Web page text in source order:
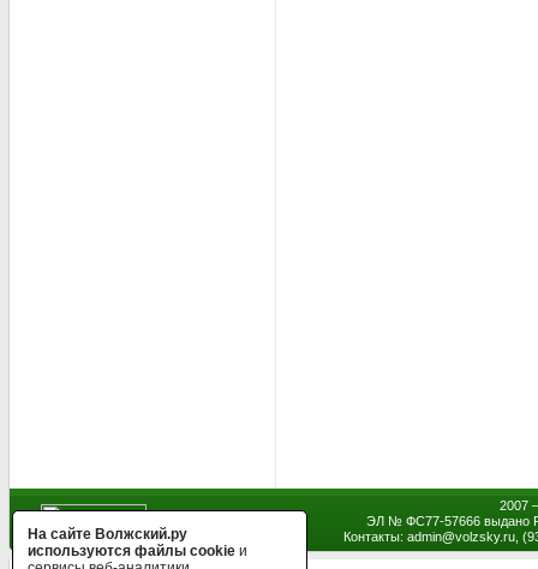
2007
ЭЛ № ФС77-57666 выдано
Контакты: admin@volzsky.ru,
На сайте Волжский.ру
используются файлы cookie и